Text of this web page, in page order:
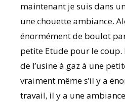
maintenant je suis dans
une chouette ambiance.
énormément de boulot
petite Etude pour le coup.
de l’usine à gaz à une
vraiment même s’il y a
travail, il y a une